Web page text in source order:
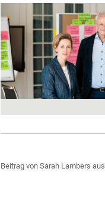
Beitrag von Sarah Lambers aus